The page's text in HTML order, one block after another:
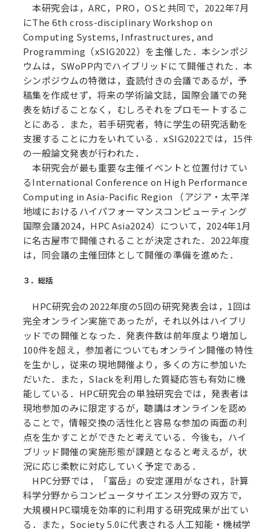
本研究会は，ARC，PRO，OSと共同で，2022年7月
にThe 6th cross-disciplinary Workshop on
Computing Systems, Infrastructures, and
Programming（xSIG2022）を主催した．本シンポジ
ウムは，SWoPP内でハイブリッドにて開催された．本
シンポジウムの特徴は，査読付きの会議であるが，予
稿集を作成せず，将来の学術論文誌，国際会議での発
表を妨げることなく，むしろそれをプロモートするこ
とにある．また，若手研究者，特に学生の研究活動を
支援することに力をいれている．xSIG2022では，15件
の一般論文発表が行われた．
本研究会が最も重要な主催イベントと位置付けてい
るInternational Conference on High Performance
Computing in Asia-Pacific Region （アジア・太平洋
地域におけるハイパフォーマンスコンピューティング
国際会議2024，HPC Asia2024）について，2024年1月
に名古屋市で開催されることが決定された．2022年度
は，同会議の主催団体として開催の準備を進めた．
３．総括
HPC研究会の2022年度の5回の研究発表会は，1回は
完全オンライン実施であったが，それ以外はハイブリ
ッドでの開催となった．発表件数は前年度より増加し
100件を超え，参加者についてもオンライン開催の特性
を生かし，従来の現地開催より，多くの方に参加いた
だいた．また，Slackを利用した質疑応答も有効に機
能している．HPC研究会の単独研究会では，発表者は
現地参加のみに限定するが，聴講はオンラインを認め
ることで，情報交換の活性化と容易な参加の両面の利
点を生かすことができたと考えている．今後も，ハイ
ブリッド開催の実施形態が課題となると考えるが，状
況に応じ柔軟に対応していく予定である．
HPC分野では，「富岳」の安定運用がなされ，計算
科学分野からコンピュータサイエンス分野の双方で，
大規模HPC環境を効率的に利用する研究成果が出てい
る．また，Society 5.0に代表される人工知能・機械学